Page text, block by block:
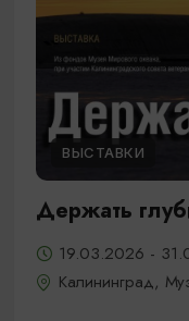
ВЫСТАВКИ
Держать
19.03.2026 -
Калининград,